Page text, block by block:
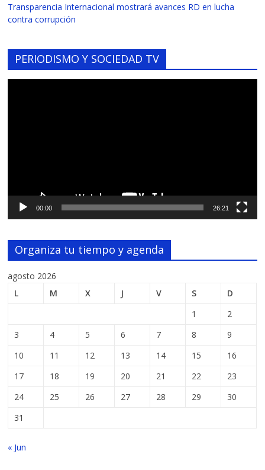
Transparencia Internacional mostrará avances RD en lucha
contra corrupción
PERIODISMO Y SOCIEDAD TV
00:00 26:21
Organiza tu tiempo y agenda
agosto 2026
L
M X J V S
D
1
2
3
4 5 6 7 8
9
10
11 12 13 14 15
16
17
18 19 20 21 22
23
24
25 26 27 28 29
30
31
« Jun